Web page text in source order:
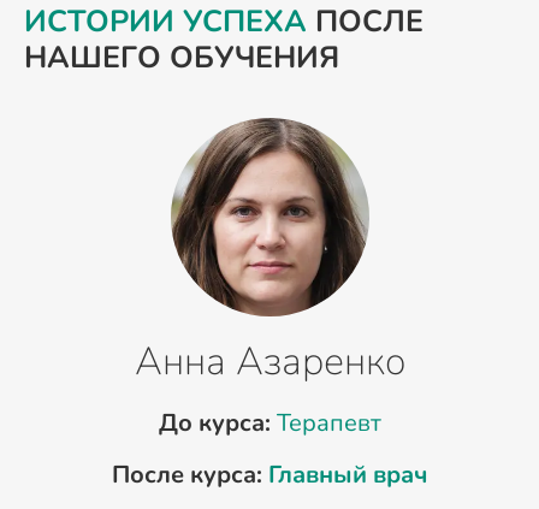
ИСТОРИИ УСПЕХА ПОСЛЕ
НАШЕГО ОБУЧЕНИЯ
Анна Азаренко
До курса: Терапевт
После курса: Главный врач